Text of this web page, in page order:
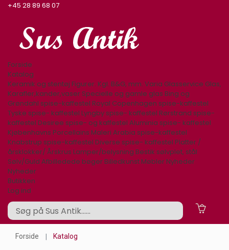
+45 28 89 68 07
Forside
Katalog
Keramik og stentøj Figurer. Kgl. B&G, mm. Varia Glasservice Glas,
Karafler,kander,vaser Specielle og gamle glas Bing og
Grøndahl spise-kaffestel Royal Copenhagen spise-kaffestel
Tyske spise- kaffestel Lyngby spise- kaffestel Rørstrand spise-
kaffestel Desiree spise- og kaffestel Aluminia spise- kaffestel
Kjøbenhavns Porcellains Maleri Arabia spise-kaffestel
Knabstrup spise-kaffestel Diverse spise- kaffestel Platter /
årsklokker/ Årskrus Lamper/belysning Bestik sølvplet, stål
Sølv/Guld Afbilledede bøger Billedkunst Møbler Nyheder
Nyheder
Butikken
Log ind
Forside Katalog